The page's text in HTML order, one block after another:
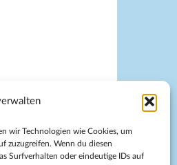
wir Technologien wie Cookies, um
zuzugreifen. Wenn du diesen
Surfverhalten oder eindeutige IDs auf